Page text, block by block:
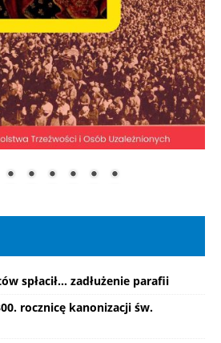
spłacił... zadłużenie parafii
rocznicę kanonizacji św.